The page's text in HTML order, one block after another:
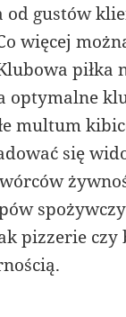
od gustów
więcej
piłka
optymalne
multum
się
pizzerie